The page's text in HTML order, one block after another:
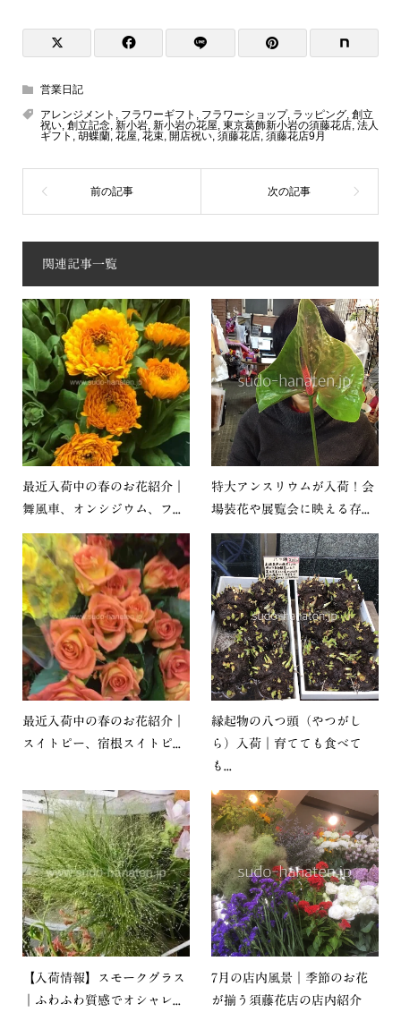
営業日記
アレンジメント , フラワーギフト , フラワーショップ, ラッピング, 創立
祝い, 創立記念, 新小岩, 新小岩の花屋, 東京葛飾新小岩の須藤花店, 法人
ギフト , 胡蝶蘭, 花屋, 花束, 開店祝い, 須藤花店, 須藤花店9月
関連記事一覧
最近入荷中の春のお花紹介｜
舞風車、オンシジウム、フ...
特大アンスリウムが入荷！会
場装花や展覧会に映える存...
最近入荷中の春のお花紹介｜
スイトピー、宿根スイトピ...
縁起物の八つ頭（やつがし
ら）入荷｜育てても食べて
も...
【入荷情報】スモークグラス
｜ふわふわ質感でオシャレ...
7月の店内風景｜季節のお花
が揃う須藤花店の店内紹介